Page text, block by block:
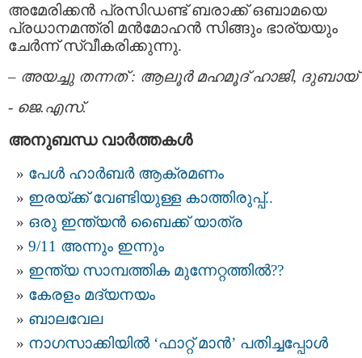
അമേരിക്കന്‍ പ്രസിഡണ്ട് ബരാക്ക് ഒബാമയെ
പ്രധാനമന്ത്രി മന്‍മോഹന്‍ സിങ്ങും ഭാര്യയും
ചേര്‍ന്ന് സ്വീകരിക്കുന്നു.
– അയച്ചു തന്നത് : ആലൂര്‍ മഹമൂദ്‌ ഹാജി, ദുബായ്‌
- ജെ.എസ്.
അനുബന്ധ വാര്‍ത്തകള്‍
പേള്‍ ഹാര്‍ബര്‍ ആക്രമണം
ഇരയ്ക്ക് വേണ്ടിയുള്ള കാത്തിരുപ്പ്..
ഒരു ഇന്ത്യന്‍ ബൈക്ക്‌ യാത്ര
9/11 അന്നും ഇന്നും
ഇന്ത്യ സാമ്പത്തിക മുന്നേറ്റത്തില്‍??
കേരളം മദ്യനയം
ബാലവേല
നാഗസാക്കിയില്‍ ‘ഫാറ്റ് മാന്‍’ പതിച്ചപ്പോള്‍